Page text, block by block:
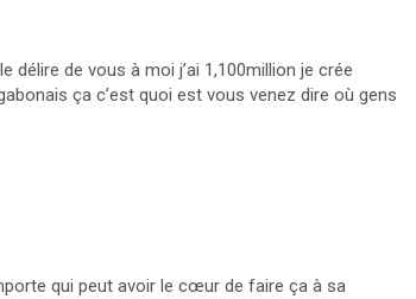
délire de vous à moi j’ai 1,100million je crée
ça c’est quoi est vous venez dire où gens
qui peut avoir le cœur de faire ça à sa